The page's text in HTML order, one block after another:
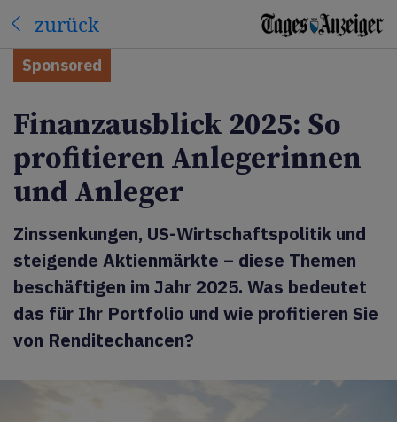
zurück
Sponsored
Finanzausblick 2025: So
profitieren Anlegerinnen
und Anleger
Zinssenkungen, US-Wirtschaftspolitik und
steigende Aktienmärkte – diese Themen
beschäftigen im Jahr 2025. Was bedeutet
das für Ihr Portfolio und wie profitieren Sie
von Renditechancen?